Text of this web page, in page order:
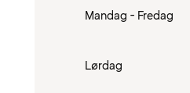
Mandag - Fredag
Lørdag